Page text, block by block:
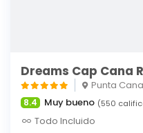
Dreams Cap Cana
Punta Cana
8.4 Muy bueno (550
Todo Incluido